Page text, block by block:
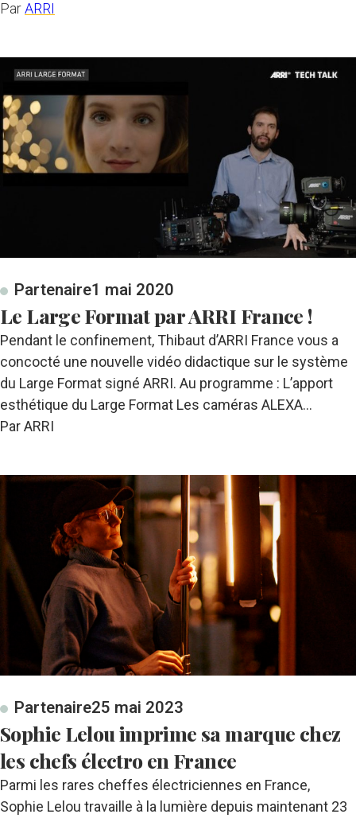
ParARRI
Partenaire1 mai 2020
Le Large Format par ARRI France !
Pendant le confinement, Thibaut d’ARRI France vous a
concocté une nouvelle vidéo didactique sur le système
du Large Format signé ARRI. Au programme : L’apport
esthétique du Large Format Les caméras ALEXA…
Par ARRI
Partenaire25 mai 2023
Sophie Lelou imprime sa marque chez
les chefs électro en France
Parmi les rares cheffes électriciennes en France,
Sophie Lelou travaille à la lumière depuis maintenant 23